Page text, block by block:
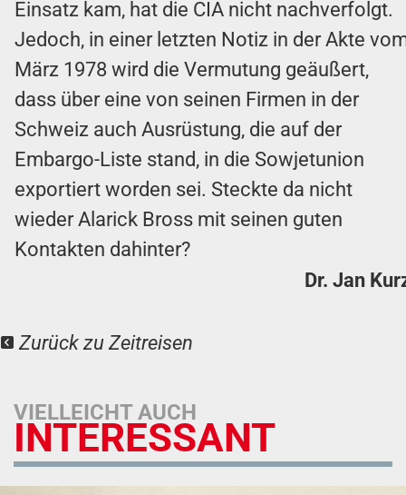
Einsatz kam, hat die CIA nicht nachverfolgt.
Jedoch, in einer letzten Notiz in der Akte
März 1978 wird die Vermutung geäußert,
dass über eine von seinen Firmen in der
Schweiz auch Ausrüstung, die auf der
Embargo-Liste stand, in die Sowjetunion
exportiert worden sei. Steckte da nicht
wieder Alarick Bross mit seinen guten
Kontakten dahinter?
Dr. Jan
Zurück zu Zeitreisen
VIELLEICHT AUCH
INTERESSANT